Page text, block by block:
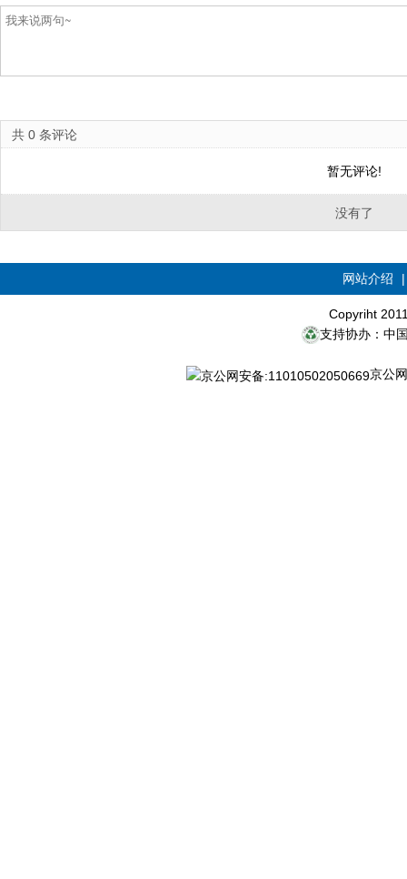
共 0 条评论
暂无评论!
没有了
网站介绍
Copyriht
支持协办：中
京公